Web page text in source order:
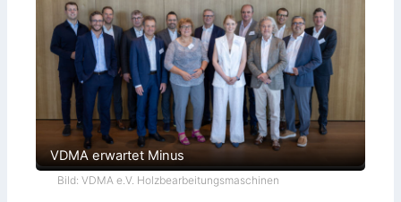
VDMA erwartet Minus
Bild: VDMA e.V. Holzbearbeitungsmaschinen